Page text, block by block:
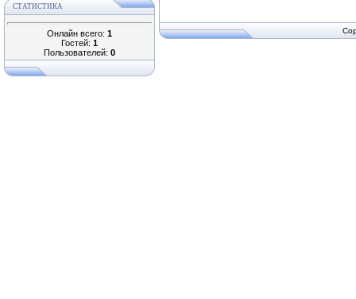
СТАТИСТИКА
Онлайн всего: 1
Гостей: 1
Пользователей: 0